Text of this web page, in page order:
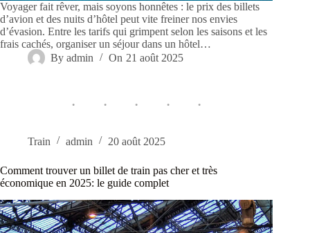
Voyager fait rêver, mais soyons honnêtes : le prix des billets
d’avion et des nuits d’hôtel peut vite freiner nos envies
d’évasion. Entre les tarifs qui grimpent selon les saisons et les
frais cachés, organiser un séjour dans un hôtel…
By admin On 21 août 2025
Train admin 20 août 2025
Comment trouver un billet de train pas cher et très
économique en 2025: le guide complet